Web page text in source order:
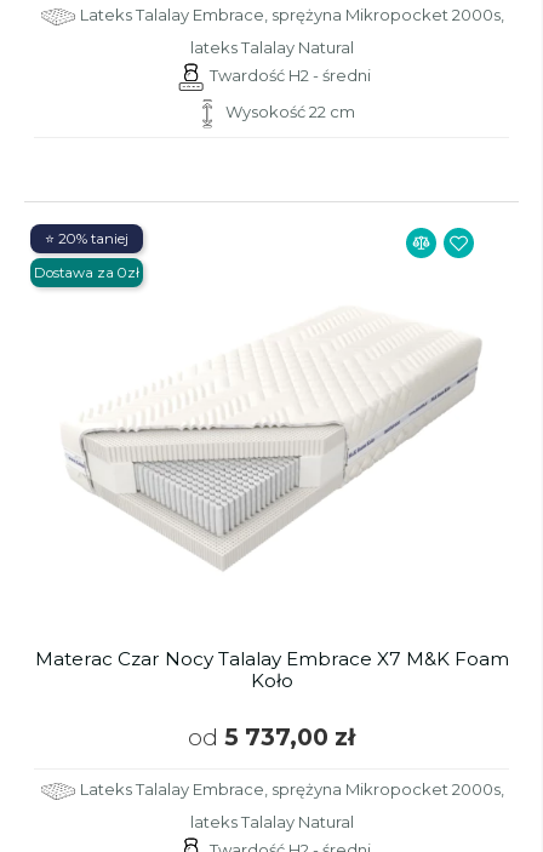
Lateks Talalay Embrace, sprężyna Mikropocket 2000s,
lateks Talalay Natural
Twardość H2 - średni
Wysokość 22 cm
Materac Czar Nocy Talalay Embrace X7 M&K Foam
Koło
od 5 737,00 zł
Lateks Talalay Embrace, sprężyna Mikropocket 2000s,
lateks Talalay Natural
⭐ 20% taniej
Dostawa za 0zł